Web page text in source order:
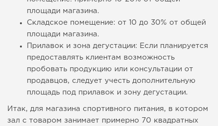
площади магазина.
Складское помещение: от 10 до 30% от общей
площади магазина.
Прилавок и зона дегустации: Если планируется
предоставлять клиентам возможность
пробовать продукцию или консультации от
продавцов, следует учесть дополнительную
площадь под прилавок и зону дегустации.
Итак, для магазина спортивного питания, в котором
зал с товаром занимает примерно 70 квадратных